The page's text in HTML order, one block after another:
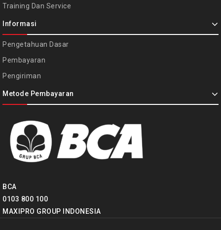
Training Dan Service
Informasi
Pengetahuan Dasar
Pembayaran
Pengiriman
Metode Pembayaran
BCA
0103 800 100
MAXIPRO GROUP INDONESIA